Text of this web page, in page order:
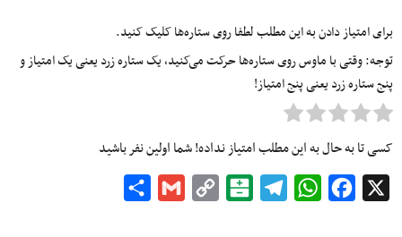
برای امتیاز دادن به این مطلب لطفا روی ستاره‌ها کلیک کنید.
توجه: وقتی با ماوس روی ستاره‌ها حرکت می‌کنید، یک ستاره زرد یعنی یک امتیاز و
پنج ستاره زرد یعنی پنج امتیاز!
کسی تا به حال به این مطلب امتیاز نداده! شما اولین نفر باشید
Facebook
WhatsApp
Telegram
Balatarin
Copy
Gmail